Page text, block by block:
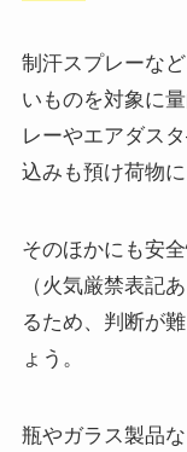
制汗スプレーな
いものを対象に
レーやエアダス
込みも預け荷物に
そのほかにも安
（火気厳禁表記
るため、判断が
ょう。
瓶やガラス製品